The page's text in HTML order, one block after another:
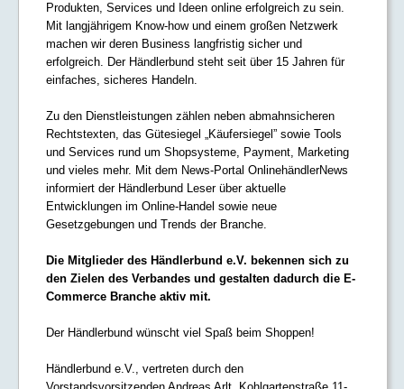
Produkten, Services und Ideen online erfolgreich zu sein.
Mit langjährigem Know-how und einem großen Netzwerk
machen wir deren Business langfristig sicher und
erfolgreich. Der Händlerbund steht seit über 15 Jahren für
einfaches, sicheres Handeln.
Zu den Dienstleistungen zählen neben abmahnsicheren
Rechtstexten, das Gütesiegel „Käufersiegel” sowie Tools
und Services rund um Shopsysteme, Payment, Marketing
und vieles mehr. Mit dem News-Portal OnlinehändlerNews
informiert der Händlerbund Leser über aktuelle
Entwicklungen im Online-Handel sowie neue
Gesetzgebungen und Trends der Branche.
Die Mitglieder des Händlerbund e.V. bekennen sich zu
den Zielen des Verbandes und gestalten dadurch die E-
Commerce Branche aktiv mit.
Der Händlerbund wünscht viel Spaß beim Shoppen!
Händlerbund e.V., vertreten durch den